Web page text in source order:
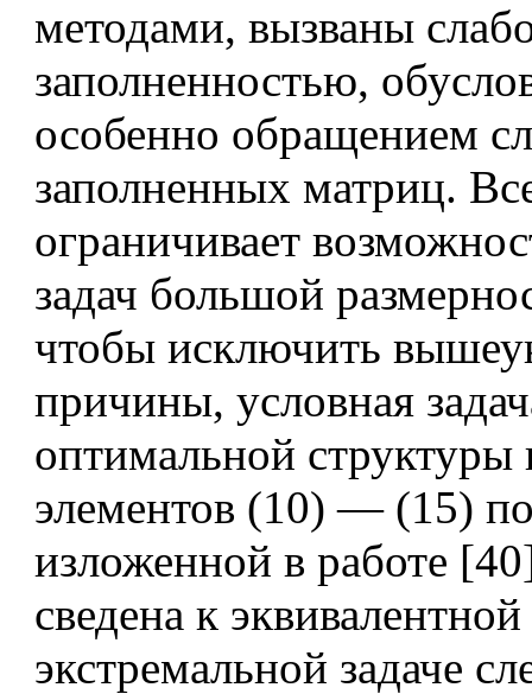
методами, вызваны
заполненностью,
особенно обращением
заполненных матриц.
ограничивает
задач большой
чтобы исключить
причины, условная
оптимальной структуры
элементов (10) — (15)
изложенной в работе
сведена к
экстремальной задаче